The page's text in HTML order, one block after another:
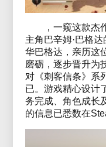
，一窥这款杰
主角巴辛姆·巴格
华巴格达，亲历这
磨砺，逐步晋升为
对《刺客信条》系
已。游戏精心设计
务完成、角色成长
的信息已悉数在